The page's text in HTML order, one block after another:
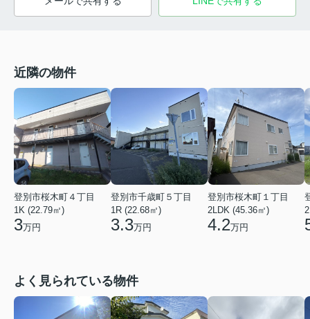
近隣の物件
登別市桜木町４丁目
1K (22.79㎡)
3万円
登別市千歳町５丁目
1R (22.68㎡)
3.3万円
登別市桜木町１丁目
2LDK (45.36㎡)
4.2万円
よく見られている物件